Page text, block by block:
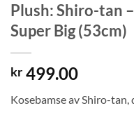
Plush: Shiro-tan
Super Big (53cm)
kr 499.00
Kosebamse av Shiro-tan,